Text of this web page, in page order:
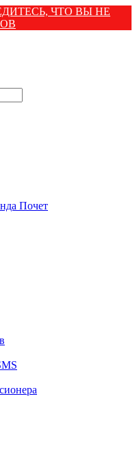
ЧТО ВЫ НЕ